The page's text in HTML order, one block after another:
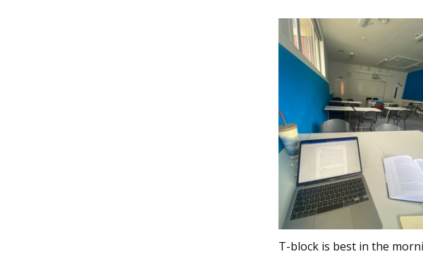
T-block is best in the